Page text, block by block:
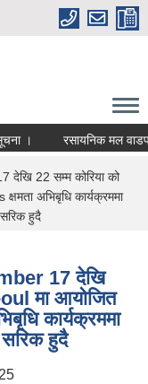
। रसायनिक मल
देखि 22 सम्म कोरिया को
अभिबृधि कार्यक्रममा
हुदै
17 देखि
मा आयोजित
कार्यक्रममा
हुदै